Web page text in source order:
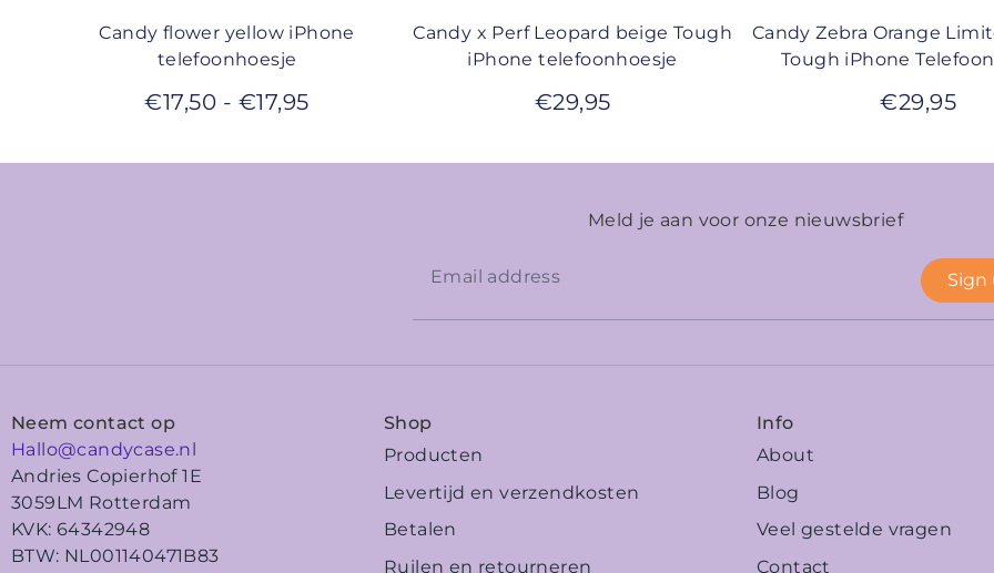
Candy flower yellow iPhone
telefoonhoesje
€17,50 - €17,95
Candy x Perf Leopard beige Tough
iPhone telefoonhoesje
€29,95
Candy Zebra Orange
Tough iPhone
€29,95
Meld je aan voor onze nieuwsbrief
Sign
Neem contact op
Hallo@candycase.nl
Andries Copierhof 1E
3059LM Rotterdam
KVK: 64342948
BTW: NL001140471B83
Shop
Producten
Levertijd en verzendkosten
Betalen
Ruilen en retourneren
Info
About
Blog
Veel gestelde vragen
Contact